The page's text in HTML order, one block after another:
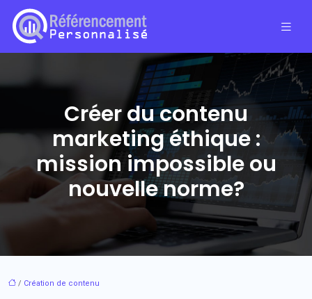
Créer du contenu
marketing éthique :
mission impossible ou
nouvelle norme?
/ Création de contenu